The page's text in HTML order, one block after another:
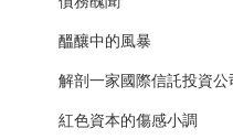
醞釀中的風暴
解剖一家國際信託投資公
紅色資本的傷感小調